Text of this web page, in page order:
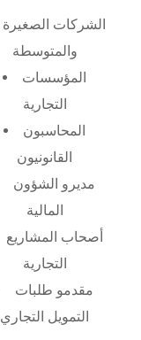
الشركات الصغيرة
والمتوسطة
المؤسسات
التجارية
المحاسبون
القانونيون
مديرو الشؤون
المالية
أصحاب المشاريع
التجارية
مقدمو طلبات
التمويل التجاري